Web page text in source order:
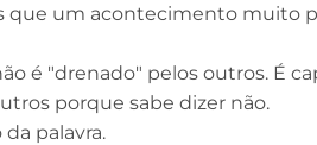
que um acontecimento muito
é "drenado" pelos outros. É
porque sabe dizer não.
palavra.